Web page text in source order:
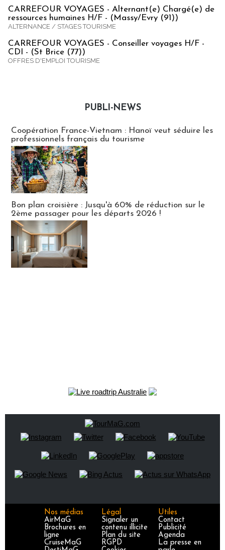
CARREFOUR VOYAGES - Alternant(e) Chargé(e) de
ressources humaines H/F - (Massy/Evry (91))
ALTERNANCE / STAGES TOURISME
CARREFOUR VOYAGES - Conseiller voyages H/F -
CDI - (St Brice (77))
OFFRES D'EMPLOI TOURISME
PUBLI-NEWS
Coopération France-Vietnam : Hanoï veut séduire les
professionnels français du tourisme
Bon plan croisière : Jusqu'à 60% de réduction sur le
2ème passager pour les départs 2026 !
Nos médias
AirMaG
Brochures en
ligne
CruiseMaG
Légal
Signaler un
contenu illicite
Plan du site
RGPD
Utiles
Contact
Publicité
Agenda
La presse en